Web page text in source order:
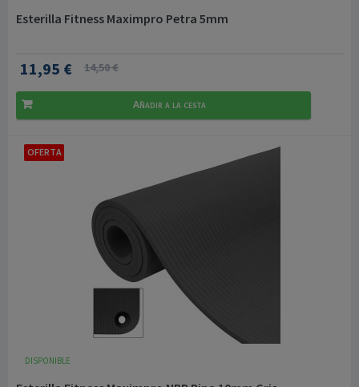
Esterilla Fitness Maximpro Petra 5mm
11,95 € 14,50 €
Añadir a la cesta
OFERTA
DISPONIBLE